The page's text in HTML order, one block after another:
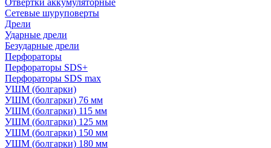
Отвертки аккумуляторные
Сетевые шуруповерты
Дрели
Ударные дрели
Безударные дрели
Перфораторы
Перфораторы SDS+
Перфораторы SDS max
УШМ (болгарки)
УШМ (болгарки) 76 мм
УШМ (болгарки) 115 мм
УШМ (болгарки) 125 мм
УШМ (болгарки) 150 мм
УШМ (болгарки) 180 мм